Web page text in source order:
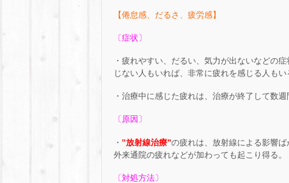
【倦怠感、だるさ、疲労感】
〔症状〕
・疲れやすい、だるい、気力が出ないなどの
じない人もいれば、非常に疲れを感じる人もい
・治療中に感じた疲れは、治療が終了して数週
〔原因〕
・ ‟放射線治療”の疲れは、放射線による影響ば
外来通院の疲れなどが加わっても起こり得る。
〔対処方法〕